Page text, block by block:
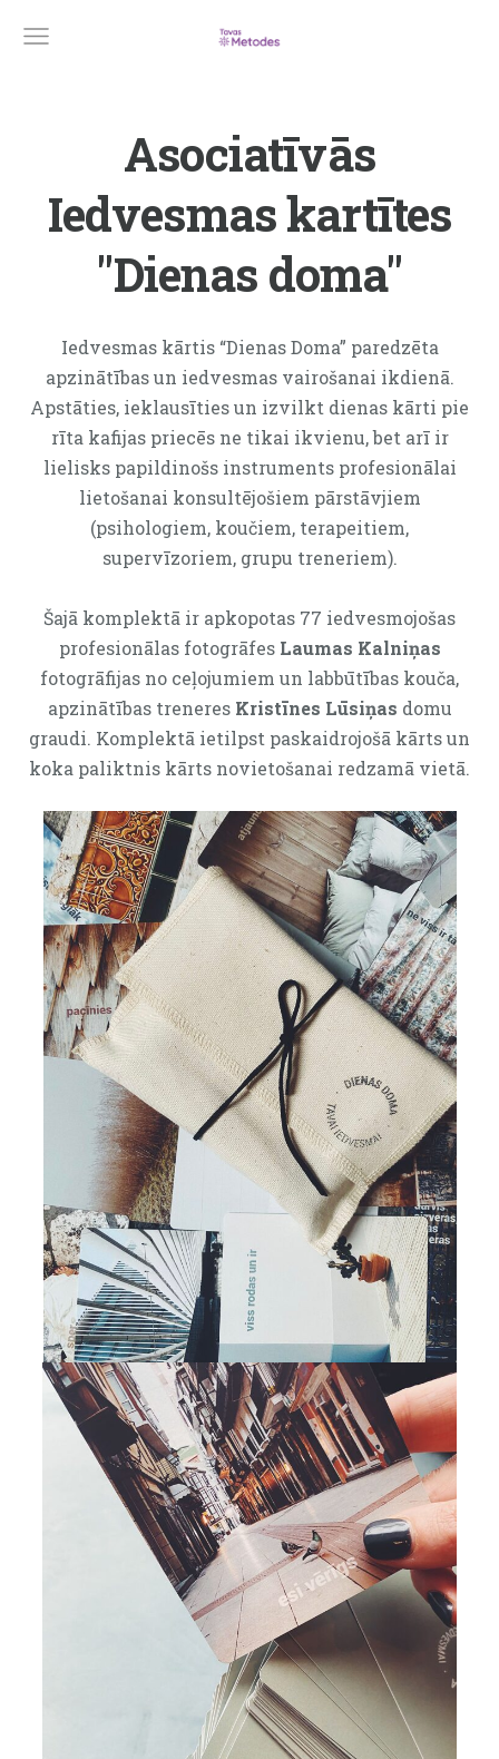
Asociatīvās
Iedvesmas kartītes
"Dienas doma"
Iedvesmas kārtis “Dienas Doma” paredzēta
apzinātības un iedvesmas vairošanai ikdienā.
Apstāties, ieklausīties un izvilkt dienas kārti pie
rīta kafijas priecēs ne tikai ikvienu, bet arī ir
lielisks papildinošs instruments profesionālai
lietošanai konsultējošiem pārstāvjiem
(psihologiem, koučiem, terapeitiem,
supervīzoriem, grupu treneriem).
Šajā komplektā ir apkopotas 77 iedvesmojošas
profesionālas fotogrāfes Laumas Kalniņas
fotogrāfijas no ceļojumiem un labbūtības kouča,
apzinātības treneres Kristīnes Lūsiņas domu
graudi. Komplektā ietilpst paskaidrojošā kārts un
koka paliktnis kārts novietošanai redzamā vietā.